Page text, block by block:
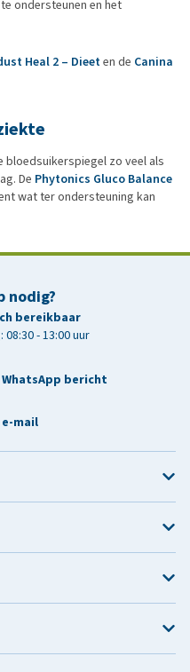
ondersteunen en het
Heal 2 – Dieeten de Canina
bloedsuikerspiegel zo veel als
De Phytonics Gluco Balance
wat ter ondersteuning kan
nodig?
bereikbaar
- 13:00 uur
bericht
mail